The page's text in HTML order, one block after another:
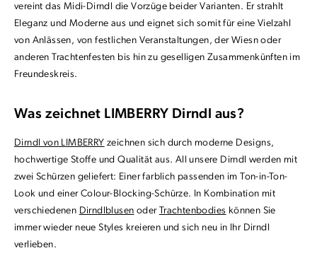
vereint das Midi-Dirndl die Vorzüge beider Varianten. Er strahlt
Eleganz und Moderne aus und eignet sich somit für eine Vielzahl
von Anlässen, von festlichen Veranstaltungen, der Wiesn oder
anderen Trachtenfesten bis hin zu geselligen Zusammenkünften im
Freundeskreis.
Was zeichnet LIMBERRY Dirndl aus?
Dirndl von LIMBERRY zeichnen sich durch moderne Designs,
hochwertige Stoffe und Qualität aus. All unsere Dirndl werden mit
zwei Schürzen geliefert: Einer farblich passenden im Ton-in-Ton-
Look und einer Colour-Blocking-Schürze. In Kombination mit
verschiedenen Dirndlblusen oder Trachtenbodies können Sie
immer wieder neue Styles kreieren und sich neu in Ihr Dirndl
verlieben.